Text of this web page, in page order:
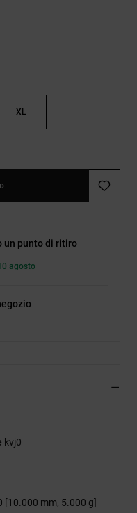
XL
un punto di ritiro
agosto
kvj0
[10.000 mm, 5.000 g]